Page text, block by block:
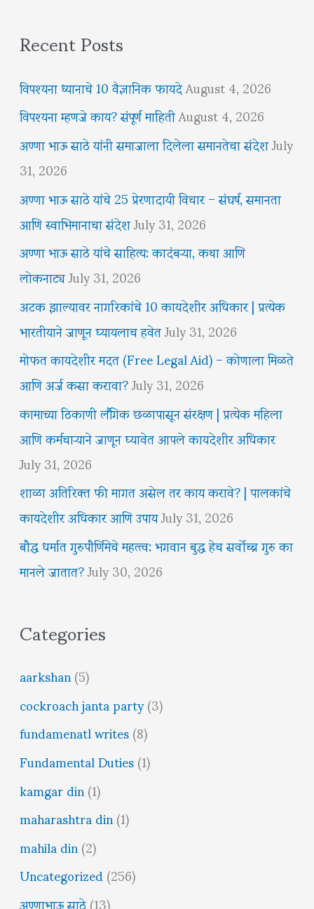
Recent Posts
विपश्यना ध्यानाचे 10 वैज्ञानिक फायदेAugust 4, 2026
विपश्यना म्हणजे काय? संपूर्ण माहितीAugust 4, 2026
अण्णा भाऊ साठे यांनी समाजाला दिलेला समानतेचा संदेशJuly
31, 2026
अण्णा भाऊ साठे यांचे 25 प्रेरणादायी विचार – संघर्ष, समानता
आणि स्वाभिमानाचा संदेशJuly 31, 2026
अण्णा भाऊ साठे यांचे साहित्य: कादंबऱ्या, कथा आणि
लोकनाट्यJuly 31, 2026
अटक झाल्यावर नागरिकांचे 10 कायदेशीर अधिकार | प्रत्येक
भारतीयाने जाणून घ्यायलाच हवेतJuly 31, 2026
मोफत कायदेशीर मदत (Free Legal Aid) – कोणाला मिळते
आणि अर्ज कसा करावा?July 31, 2026
कामाच्या ठिकाणी लैंगिक छळापासून संरक्षण | प्रत्येक महिला
आणि कर्मचाऱ्याने जाणून घ्यावेत आपले कायदेशीर अधिकार
July 31, 2026
शाळा अतिरिक्त फी मागत असेल तर काय करावे? | पालकांचे
कायदेशीर अधिकार आणि उपायJuly 31, 2026
बौद्ध धर्मात गुरुपौर्णिमेचे महत्त्व: भगवान बुद्ध हेच सर्वोच्च गुरु का
मानले जातात?July 30, 2026
Categories
aarkshan(5)
cockroach janta party(3)
fundamenatl writes(8)
Fundamental Duties(1)
kamgar din(1)
maharashtra din(1)
mahila din(2)
Uncategorized(256)